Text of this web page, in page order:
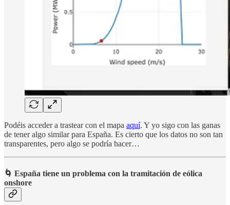
Podéis acceder a trastear con el mapa aquí. Y yo sigo con las ganas
de tener algo similar para España. Es cierto que los datos no son tan
transparentes, pero algo se podría hacer…
🌀 España tiene un problema con la tramitación de eólica
onshore